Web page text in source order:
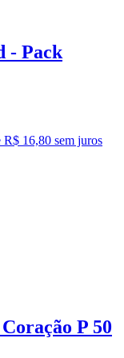
- Pack
R$ 16,80 sem juros
P 50